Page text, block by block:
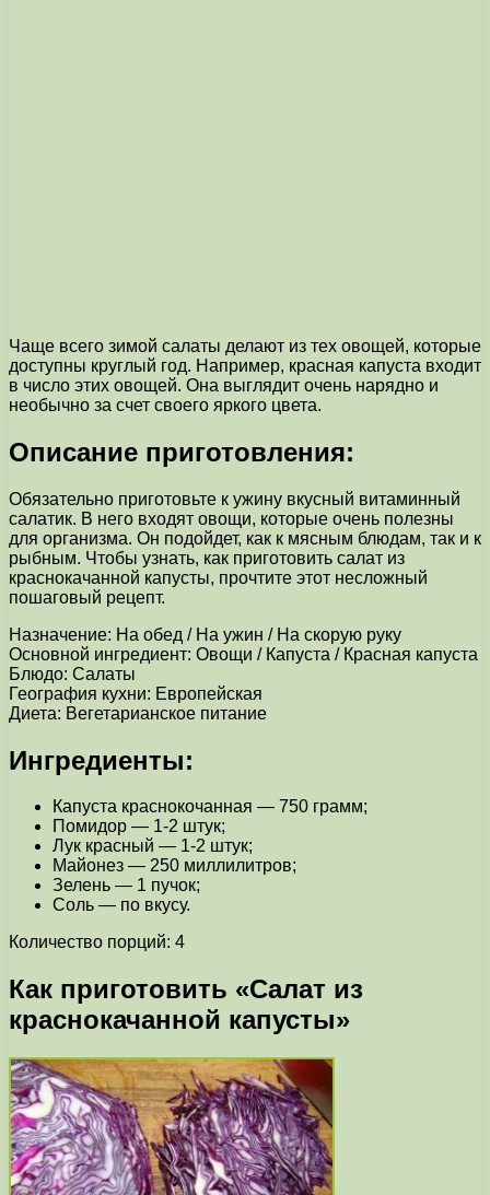
Чаще всего зимой салаты делают из тех овощей, которые
доступны круглый год. Например, красная капуста входит
в число этих овощей. Она выглядит очень нарядно и
необычно за счет своего яркого цвета.
Описание приготовления:
Обязательно приготовьте к ужину вкусный витаминный
салатик. В него входят овощи, которые очень полезны
для организма. Он подойдет, как к мясным блюдам, так и к
рыбным. Чтобы узнать, как приготовить салат из
краснокачанной капусты, прочтите этот несложный
пошаговый рецепт.
Назначение: На обед / На ужин / На скорую руку
Основной ингредиент: Овощи / Капуста / Красная капуста
Блюдо: Салаты
География кухни: Европейская
Диета: Вегетарианское питание
Ингредиенты:
Капуста краснокочанная — 750 грамм;
Помидор — 1-2 штук;
Лук красный — 1-2 штук;
Майонез — 250 миллилитров;
Зелень — 1 пучок;
Соль — по вкусу.
Количество порций: 4
Как приготовить «Салат из
краснокачанной капусты»